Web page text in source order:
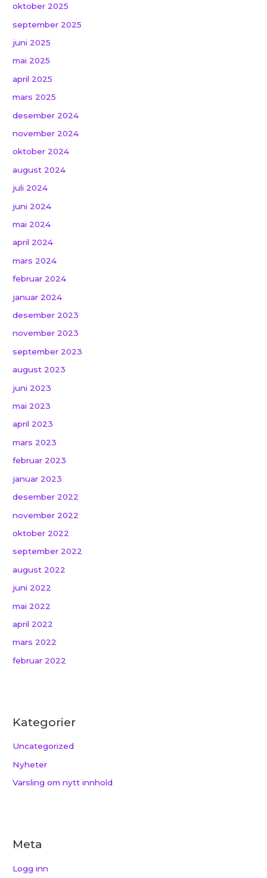
oktober 2025
september 2025
juni 2025
mai 2025
april 2025
mars 2025
desember 2024
november 2024
oktober 2024
august 2024
juli 2024
juni 2024
mai 2024
april 2024
mars 2024
februar 2024
januar 2024
desember 2023
november 2023
september 2023
august 2023
juni 2023
mai 2023
april 2023
mars 2023
februar 2023
januar 2023
desember 2022
november 2022
oktober 2022
september 2022
august 2022
juni 2022
mai 2022
april 2022
mars 2022
februar 2022
Kategorier
Uncategorized
Nyheter
Varsling om nytt innhold
Meta
Logg inn